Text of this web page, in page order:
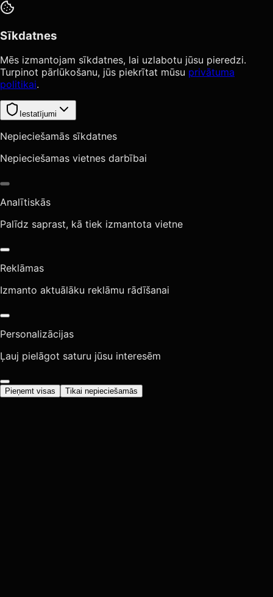
Sīkdatnes
Mēs izmantojam sīkdatnes, lai uzlabotu jūsu pieredzi.
Turpinot pārlūkošanu, jūs piekrītat mūsu privātuma
politikai.
Iestatījumi
Nepieciešamās sīkdatnes
Nepieciešamas vietnes darbībai
Analītiskās
Palīdz saprast, kā tiek izmantota vietne
Reklāmas
Izmanto aktuālāku reklāmu rādīšanai
Personalizācijas
Ļauj pielāgot saturu jūsu interesēm
Pieņemt visas Tikai nepieciešamās